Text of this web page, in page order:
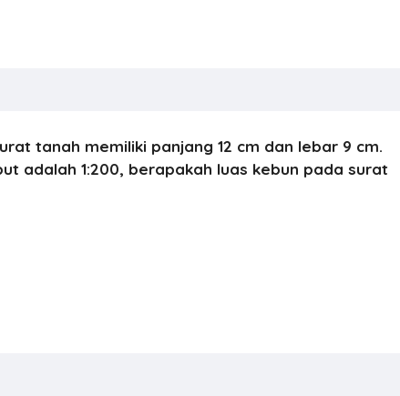
tanah memiliki panjang 12 cm dan lebar 9 cm.
adalah 1:200, berapakah luas kebun pada surat